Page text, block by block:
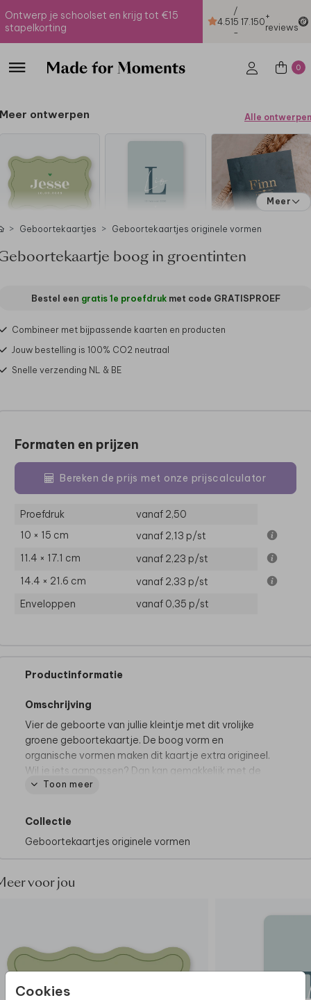
Ontwerp je schoolset en krijg tot €15
stapelkorting
4.51
/
5
-
17.150+
reviews
0
Cookies
Meer ontwerpen Alle ontwerpen
Meer
Geboortekaartjes Geboortekaartjes originele vormen
boog in groentinten
Bestel een gratis 1e proefdrukmet code GRATISPROEF
Combineer met bijpassende kaarten en producten
Jouw bestelling is 100% CO2 neutraal
Snelle verzending NL & BE
Formaten en prijzen
Bereken de prijs met onze prijscalculator
Proefdruk
vanaf 2,50
10 × 15 cm
vanaf 2,13 p/st
11.4 × 17.1 cm
vanaf 2,23 p/st
14.4 × 21.6 cm
vanaf 2,33 p/st
Enveloppen
vanaf 0,35 p/st
Productinformatie
Omschrijving
Vier de geboorte van jullie kleintje met dit vrolijke
groene geboortekaartje. De boog vorm en
organische vormen maken dit kaartje extra origineel.
Wil je iets aanpassen? Dan kan gemakkelijk met de
online editor.
Toon meer
Collectie
Geboortekaartjes originele vormen
voor jou